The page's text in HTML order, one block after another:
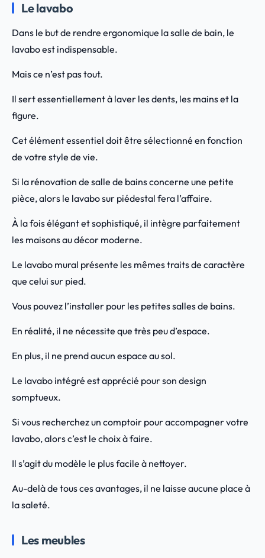
Le lavabo
Dans le but de rendre ergonomique la salle de bain, le
lavabo est indispensable.
Mais ce n’est pas tout.
Il sert essentiellement à laver les dents, les mains et la
figure.
Cet élément essentiel doit être sélectionné en fonction
de votre style de vie.
Si la rénovation de salle de bains concerne une petite
pièce, alors le lavabo sur piédestal fera l’affaire.
À la fois élégant et sophistiqué, il intègre parfaitement
les maisons au décor moderne.
Le lavabo mural présente les mêmes traits de caractère
que celui sur pied.
Vous pouvez l’installer pour les petites salles de bains.
En réalité, il ne nécessite que très peu d’espace.
En plus, il ne prend aucun espace au sol.
Le lavabo intégré est apprécié pour son design
somptueux.
Si vous recherchez un comptoir pour accompagner votre
lavabo, alors c’est le choix à faire.
Il s’agit du modèle le plus facile à nettoyer.
Au-delà de tous ces avantages, il ne laisse aucune place à
la saleté.
Les meubles